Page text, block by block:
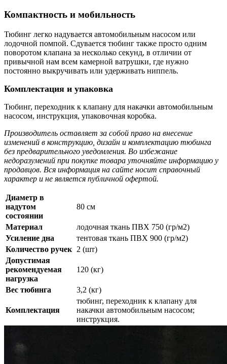
Компактность и мобильность
Тюбинг легко надувается автомобильным насосом или
лодочной помпой. Сдувается тюбинг также просто одним
поворотом клапана за несколько секунд, в отличии от
привычной нам всем камерной ватрушки, где нужно
постоянно выкручивать или удерживать ниппель.
Комплектация и упаковка
Тюбинг, переходник к клапану для накачки автомобильным
насосом, инструкция, упаковочная коробка.
Производитель оставляет за собой право на внесение
изменений в конструкцию, дизайн и комплектацию тюбинга
без предварительного уведомления. Во избежание
недоразумений при покупке товара уточняйте информацию у
продавцов. Вся информация на сайте носит справочный
характер и не является публичной офертой.
Диаметр в
надутом
состоянии
80 см
Материал
лодочная ткань ПВХ 750 (гр/м2)
Усиление дна
тентовая ткань ПВХ 900 (гр/м2)
Количество ручек 2 (шт)
Допустимая
рекомендуемая
нагрузка
120 (кг)
Вес тюбинга 3,2 (кг)
Комплектация
тюбинг, переходник к клапану для
накачки автомобильным насосом;
инструкция.